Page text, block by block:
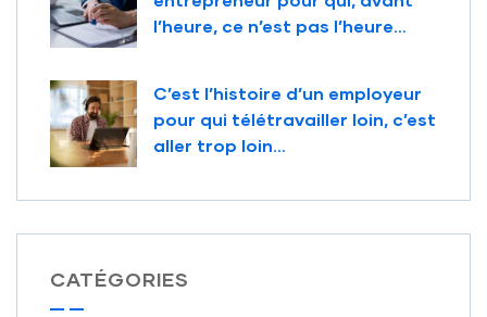
l’heure, ce n’est pas l’heure…
C’est l’histoire d’un employeur
pour qui télétravailler loin, c’est
aller trop loin…
CATÉGORIES